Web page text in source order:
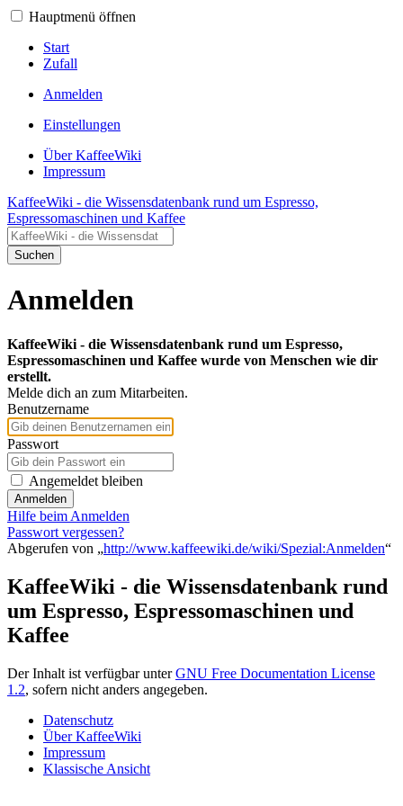
Hauptmenü öffnen
Start
Zufall
Anmelden
Einstellungen
Über KaffeeWiki
Impressum
KaffeeWiki - die Wissensdatenbank rund um Espresso,
Espressomaschinen und Kaffee
Suchen
Anmelden
KaffeeWiki - die Wissensdatenbank rund um Espresso,
Espressomaschinen und Kaffee wurde von Menschen wie dir
erstellt.
Melde dich an zum Mitarbeiten.
Benutzername
Passwort
Angemeldet bleiben
Anmelden
Hilfe beim Anmelden
Passwort vergessen?
Abgerufen von „http://www.kaffeewiki.de/wiki/Spezial:Anmelden“
KaffeeWiki - die Wissensdatenbank rund
um Espresso, Espressomaschinen und
Kaffee
Der Inhalt ist verfügbar unterGNU Free Documentation License
1.2, sofern nicht anders angegeben.
Datenschutz
Über KaffeeWiki
Impressum
Klassische Ansicht